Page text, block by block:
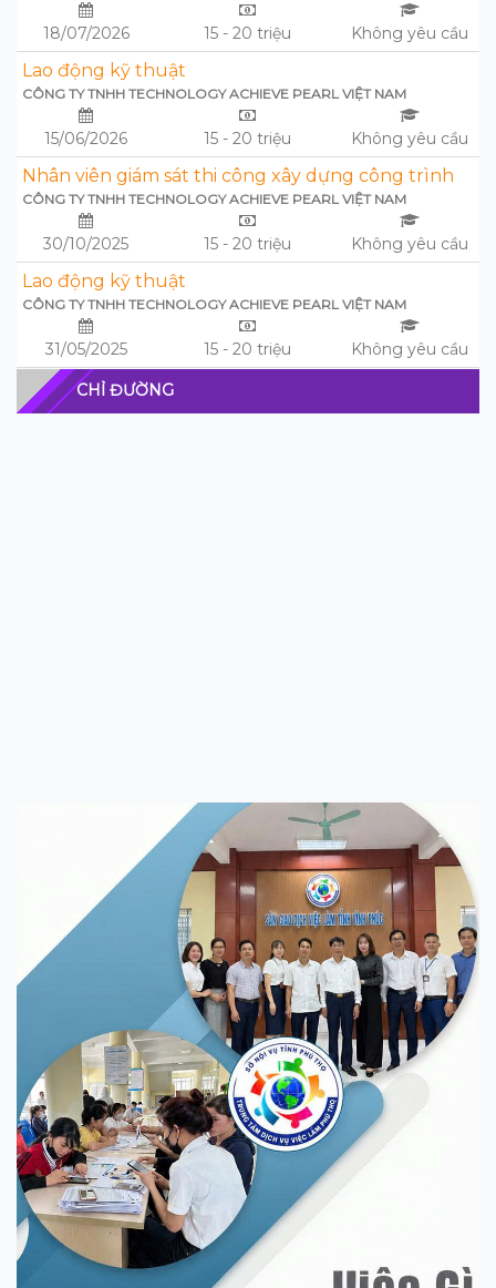
18/07/2026 15 - 20 triệu Không yêu cầu
Lao động kỹ thuật
CÔNG TY TNHH TECHNOLOGY ACHIEVE PEARL VIỆT NAM
15/06/2026 15 - 20 triệu Không yêu cầu
Nhân viên giám sát thi công xây dựng công trình
CÔNG TY TNHH TECHNOLOGY ACHIEVE PEARL VIỆT NAM
30/10/2025 15 - 20 triệu Không yêu cầu
Lao động kỹ thuật
CÔNG TY TNHH TECHNOLOGY ACHIEVE PEARL VIỆT NAM
31/05/2025 15 - 20 triệu Không yêu cầu
CHỈ ĐƯỜNG